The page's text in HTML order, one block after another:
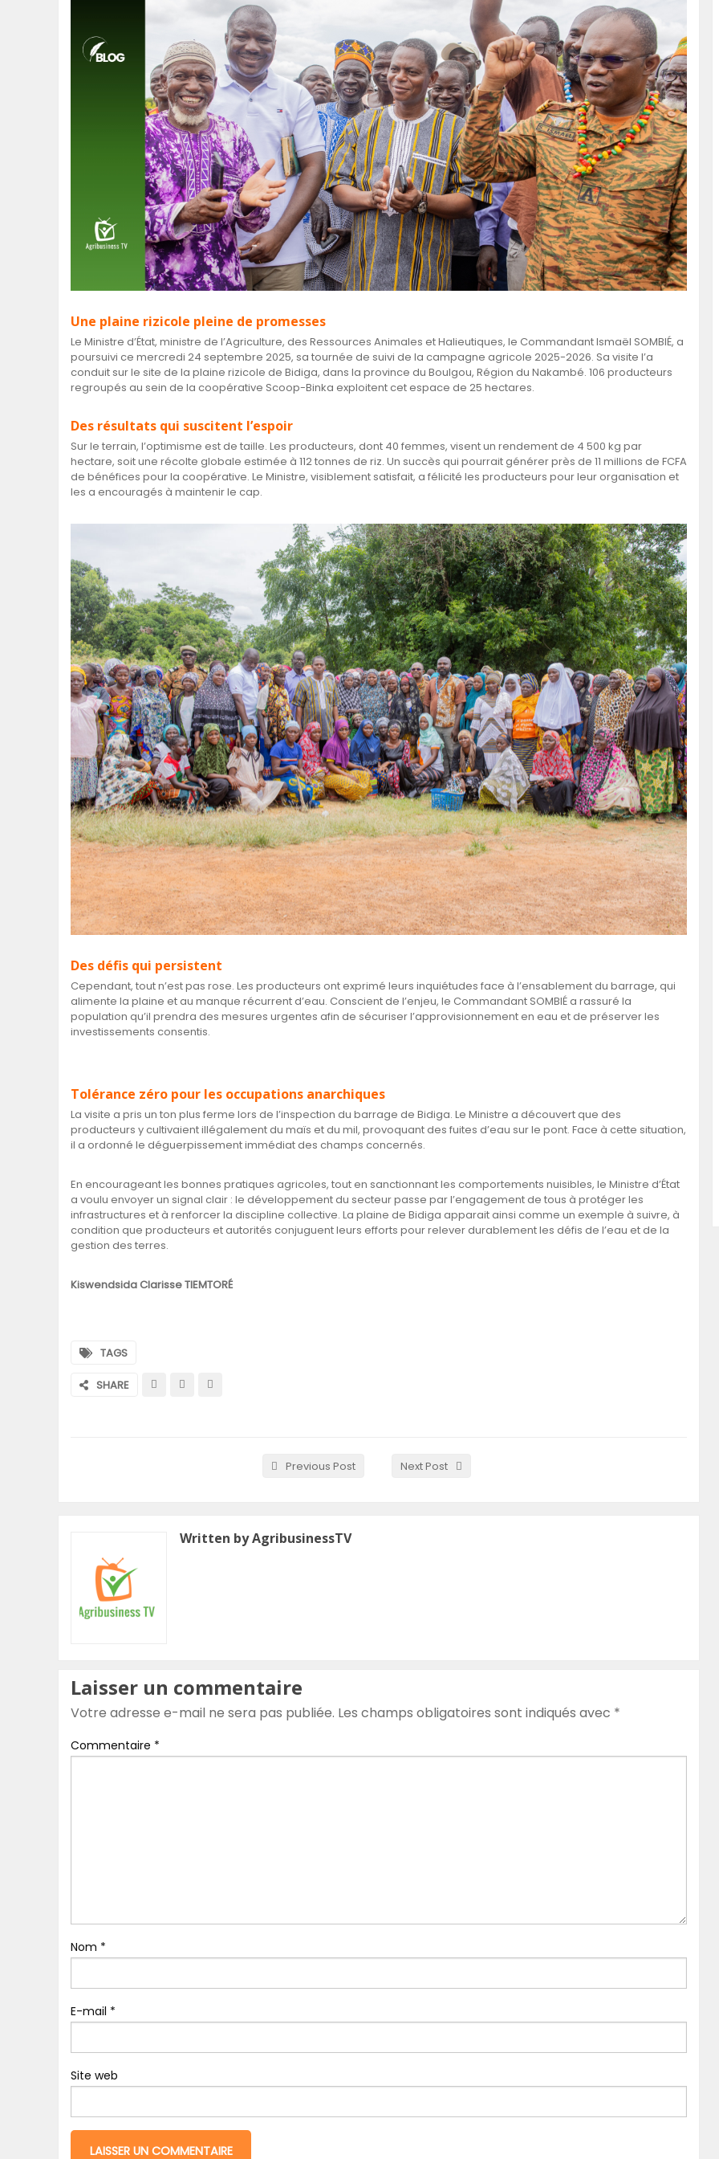
GHANA
Une plaine rizicole pleine de promesses
Le Ministre d’État, ministre de l’Agriculture, des Ressources Animales et Halieutiques, le Commandant Ismaël SOMBIÉ, a
poursuivi ce mercredi 24 septembre 2025, sa tournée de suivi de la campagne agricole 2025-2026. Sa visite l’a
conduit sur le site de la plaine rizicole de Bidiga, dans la province du Boulgou, Région du Nakambé. 106 producteurs
regroupés au sein de la coopérative Scoop-Binka exploitent cet espace de 25 hectares.
Des résultats qui suscitent l’espoir
Sur le terrain, l’optimisme est de taille. Les producteurs, dont 40 femmes, visent un rendement de 4 500 kg par
hectare, soit une récolte globale estimée à 112 tonnes de riz. Un succès qui pourrait générer près de 11 millions de FCFA
de bénéfices pour la coopérative. Le Ministre, visiblement satisfait, a félicité les producteurs pour leur organisation et
les a encouragés à maintenir le cap.
Des défis qui persistent
Cependant, tout n’est pas rose. Les producteurs ont exprimé leurs inquiétudes face à l’ensablement du barrage, qui
alimente la plaine et au manque récurrent d’eau. Conscient de l’enjeu, le Commandant SOMBIÉ a rassuré la
population qu’il prendra des mesures urgentes afin de sécuriser l’approvisionnement en eau et de préserver les
investissements consentis.
Tolérance zéro pour les occupations anarchiques
La visite a pris un ton plus ferme lors de l’inspection du barrage de Bidiga. Le Ministre a découvert que des
producteurs y cultivaient illégalement du maïs et du mil, provoquant des fuites d’eau sur le pont. Face à cette situation,
il a ordonné le déguerpissement immédiat des champs concernés.
En encourageant les bonnes pratiques agricoles, tout en sanctionnant les comportements nuisibles, le Ministre d’État
a voulu envoyer un signal clair : le développement du secteur passe par l’engagement de tous à protéger les
infrastructures et à renforcer la discipline collective. La plaine de Bidiga apparait ainsi comme un exemple à suivre, à
condition que producteurs et autorités conjuguent leurs efforts pour relever durablement les défis de l’eau et de la
gestion des terres.
Kiswendsida Clarisse TIEMTORÉ
TAGS
SHARE
Previous Post Next Post
Written by AgribusinessTV
Laisser un commentaire
Votre adresse e-mail ne sera pas publiée. Les champs obligatoires sont indiqués avec *
Commentaire *
Nom *
E-mail *
Site web